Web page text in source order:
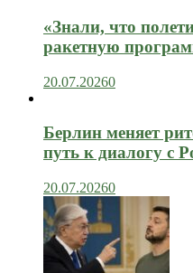
«Знали, что
ракетную
20.07.20260
Берлин меняет
путь к диалогу с
20.07.20260